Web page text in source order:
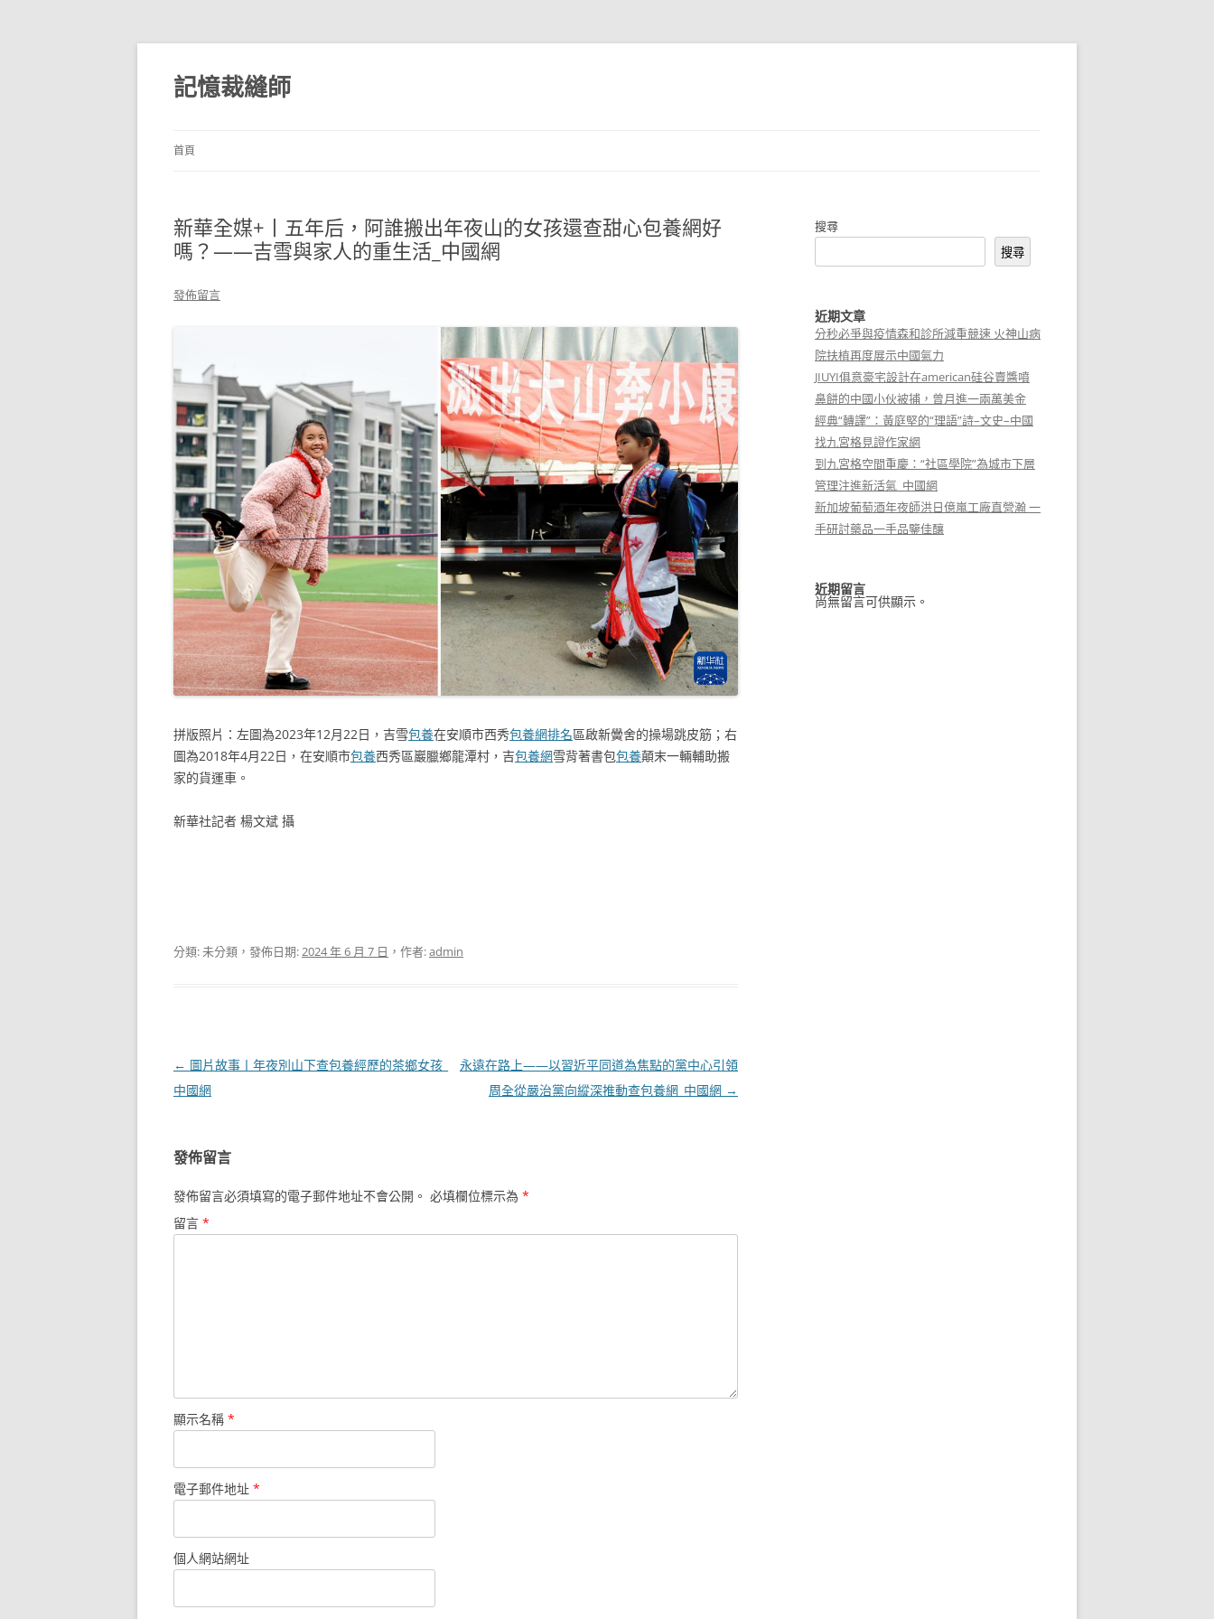
跳
主
要
內
記憶裁縫師
首頁
新華全媒+丨五年后，阿誰搬出年夜山的女孩還查甜心包養網好
嗎？——吉雪與家人的重生活_中國網
發佈留言
拼版照片：左圖為2023年12月22日，吉雪包養在安順市西秀包養網排名區啟新黌舍的操場跳皮筋；右
圖為2018年4月22日，在安順市包養西秀區巖臘鄉龍潭村，吉包養網雪背著書包包養顛末一輛輔助搬
家的貨運車。
新華社記者 楊文斌 攝
分類: 未分類，發佈日期:2024 年 6 月 7 日 ，作者:admin
文
章
← 圖片故事丨年夜別山下查包養經歷的茶鄉女孩_
中國網
永遠在路上——以習近平同道為焦點的黨中心引領
周全從嚴治黨向縱深推動查包養網_中國網 →
發佈留言
發佈留言必須填寫的電子郵件地址不會公開。 必填欄位標示為 *
留言 *
顯示名稱 *
電子郵件地址 *
個人網站網址
搜尋
搜尋
近期文章
分秒必爭與疫情森和診所減重競速 火神山病
院扶植再度展示中國氣力
JIUYI俱意豪宅設計在american硅谷賣醬噴
鼻餅的中國小伙被捕，曾月進一兩萬美金
經典“轉譯”：黃庭堅的“理語”詩–文史–中國
找九宮格見證作家網
到九宮格空間重慶：“社區學院”為城市下層
管理注進新活氣_中國網
新加坡葡萄酒年夜師洪日億嵐工廠直營瀚 一
手研討藥品一手品鑒佳釀
近期留言
尚無留言可供顯示。